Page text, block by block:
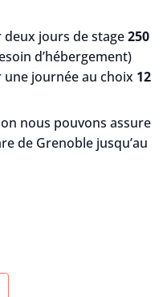
deux jours de stage250
d’hébergement)
journée au choix 125
nous pouvons assurer
de Grenoble jusqu’au